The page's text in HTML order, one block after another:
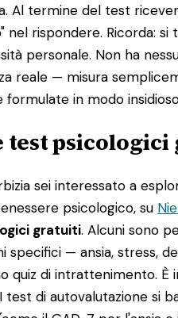
Al termine del test
nel rispondere. Ricorda:
personale. Non ha
reale — misura
formulate in modo
test
sei interessato a
psicologico, su
gratuiti. Alcuni sono
specifici — ansia, stress,
quiz di intrattenimento.
di autovalutazione si